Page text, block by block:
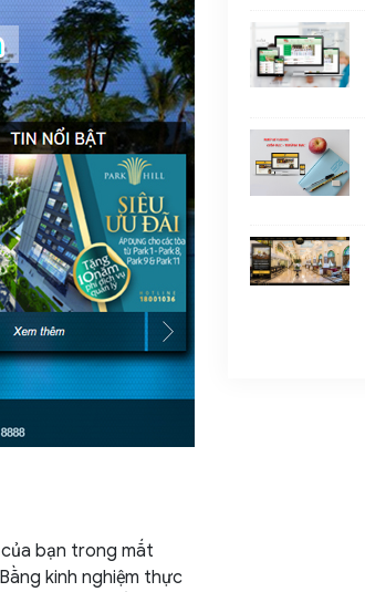
bạn trong mắt
kinh nghiệm thực